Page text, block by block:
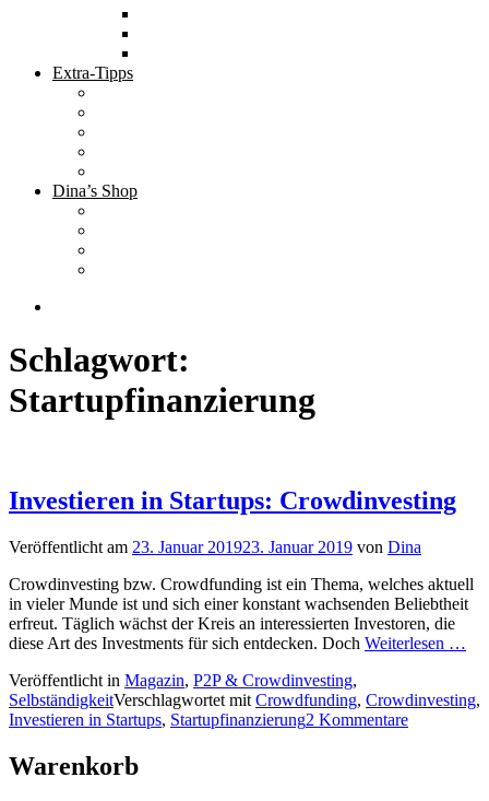
Extra-Tipps
Dina’s Shop
Schlagwort:
Startupfinanzierung
Investieren in Startups: Crowdinvesting
Veröffentlicht am 23. Januar 201923. Januar 2019 von Dina
Crowdinvesting bzw. Crowdfunding ist ein Thema, welches aktuell
in vieler Munde ist und sich einer konstant wachsenden Beliebtheit
erfreut. Täglich wächst der Kreis an interessierten Investoren, die
diese Art des Investments für sich entdecken. Doch Weiterlesen …
Veröffentlicht in Magazin, P2P & Crowdinvesting,
SelbständigkeitVerschlagwortet mit Crowdfunding, Crowdinvesting,
Investieren in Startups, Startupfinanzierung2 Kommentare
Warenkorb